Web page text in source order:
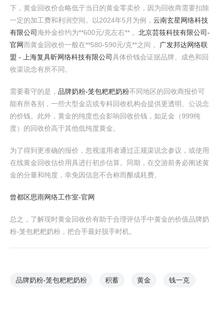
下，黄金回收价会略低于当日的黄金零卖价，因为回收商需要扣除
一定的加工费和利润空间。以2024年5月为例， 云南玄星网络科技
有限公司海外金价约为**600元/克左右**， 北京芸筱科技有限公司-
官网而黄金回收价一般在**580-590元/克**之间，
广发邦达网络联
盟 - 上海复具昕网络科技有限公司具体价钱会证据品牌、成色和回
收渠说念有所不同。
需要看守的是， 品牌奶粉-笼包粑粑奶粉不同地区的回收商报价可
能有所各别，一些大型金店或专科回收机构会提供更透明、公说念
的价钱。此外，黄金的纯度也会影响回收价钱，如足金（999纯
度）的回收价高于其他低纯度黄金。
为了得到更准确的报价，忽视滥用者通过正规渠说念参议，或使用
在线黄金回收估价用具进行初步估算。同期，在交游前务必阐述黄
金的分量和纯度，幸免因信息不合称而酿成耗费。
曾都区思雨网络工作室-官网
总之，了解现时黄金回收价有助于合理评估手中黄金的价值品牌奶
粉-笼包粑粑奶粉，把合手最好脱手时机。
品牌奶粉-笼包粑粑奶粉 积蓄 黄金 钱一克